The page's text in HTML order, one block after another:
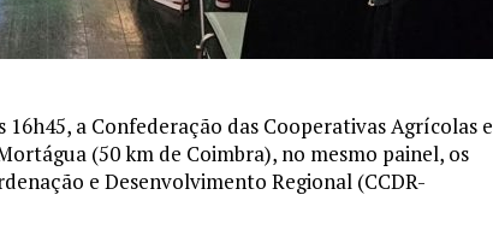
a Confederação das Cooperativas Agrícolas e
(50 km de Coimbra), no mesmo painel, os
e Desenvolvimento Regional (CCDR-